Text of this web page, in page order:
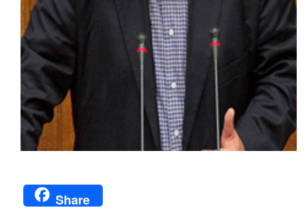
Share